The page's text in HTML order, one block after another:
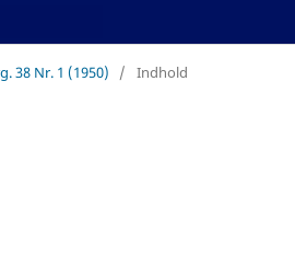
38 Nr. 1 (1950) / Indhold